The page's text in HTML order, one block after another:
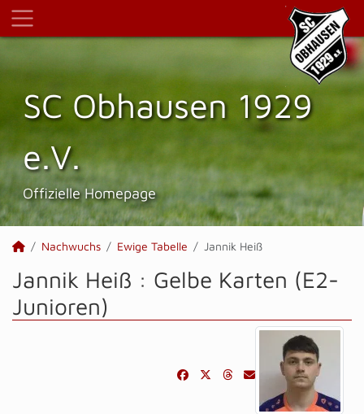
SC Obhausen 1929
e.V.
Offizielle Homepage
Nachwuchs Ewige Tabelle Jannik Heiß
Jannik Heiß : Gelbe Karten (E2-
Junioren)